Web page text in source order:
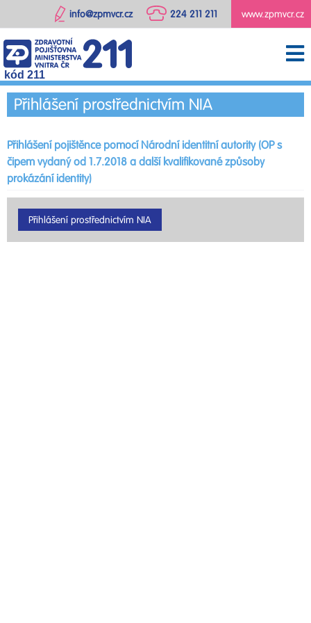
www.zpmvcr.cz
224 211 211
info@zpmvcr.cz
kód 211
Přihlášení prostřednictvím NIA
Přihlášení pojištěnce pomocí Národní identitní autority (OP s
čipem vydaný od 1.7.2018 a další kvalifikované způsoby
prokázání identity)